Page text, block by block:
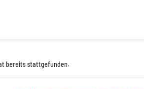
bereits stattgefunden.